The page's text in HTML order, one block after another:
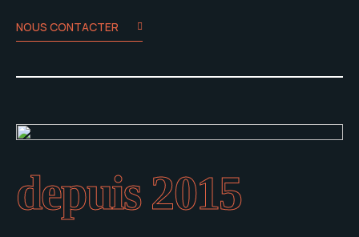
NOUS CONTACTER
depuis 2015